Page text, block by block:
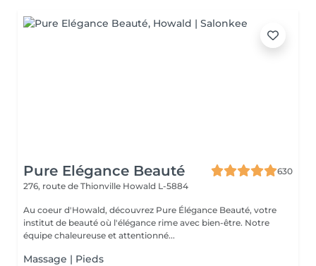
Pure Elégance Beauté
630
276, route de Thionville Howald L-5884
Au coeur d'Howald, découvrez Pure Élégance Beauté, votre
institut de beauté où l'élégance rime avec bien-être. Notre
équipe chaleureuse et attentionné...
Massage | Pieds